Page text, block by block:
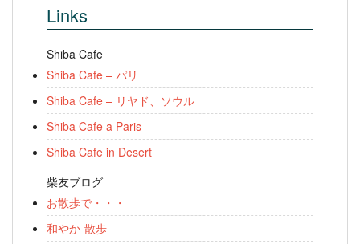
Links
Shiba Cafe
Shiba Cafe – パリ
Shiba Cafe – リヤド、ソウル
Shiba Cafe a Paris
Shiba Cafe in Desert
柴友ブログ
お散歩で・・・
和やか-散歩